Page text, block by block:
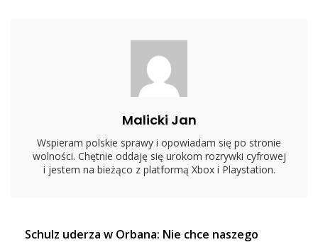
Malicki Jan
Wspieram polskie sprawy i opowiadam się po stronie
wolności. Chętnie oddaję się urokom rozrywki cyfrowej
i jestem na bieżąco z platformą Xbox i Playstation.
Nawigacja
Schulz uderza w Orbana: Nie chce naszego